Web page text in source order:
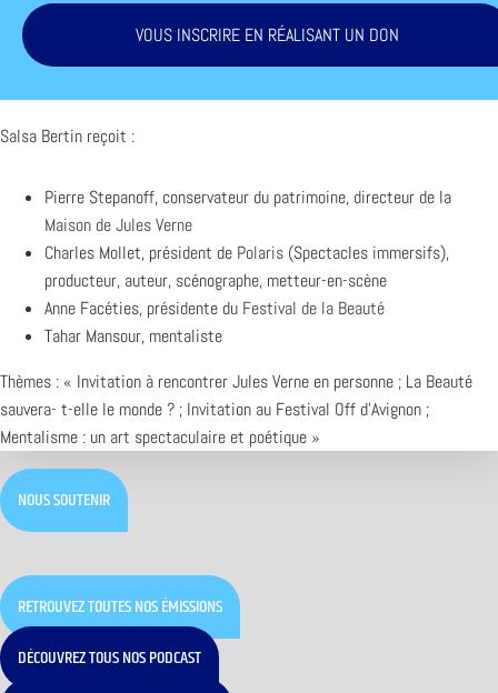
VOUS INSCRIRE EN RÉALISANT UN DON
Salsa Bertin reçoit :
Pierre Stepanoff, conservateur du patrimoine, directeur de la
Maison de Jules Verne
Charles Mollet, président de Polaris (Spectacles immersifs),
producteur, auteur, scénographe, metteur-en-scène
Anne Facéties, présidente du Festival de la Beauté
Tahar Mansour, mentaliste
Thèmes : « Invitation à rencontrer Jules Verne en personne ; La Beauté
sauvera- t-elle le monde ? ; Invitation au Festival Off d’Avignon ;
Mentalisme : un art spectaculaire et poétique »
NOUS SOUTENIR
RETROUVEZ TOUTES NOS ÉMISSIONS
DÉCOUVREZ TOUS NOS PODCAST